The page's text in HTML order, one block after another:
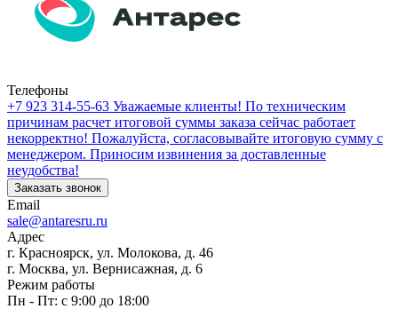
Телефоны
+7 923 314-55-63 Уважаемые клиенты! По техническим
причинам расчет итоговой суммы заказа сейчас работает
некорректно! Пожалуйста, согласовывайте итоговую сумму с
менеджером. Приносим извинения за доставленные
неудобства!
Заказать звонок
Email
sale@antaresru.ru
Адрес
г. Красноярск, ул. Молокова, д. 46
г. Москва, ул. Вернисажная, д. 6
Режим работы
Пн - Пт: с 9:00 до 18:00